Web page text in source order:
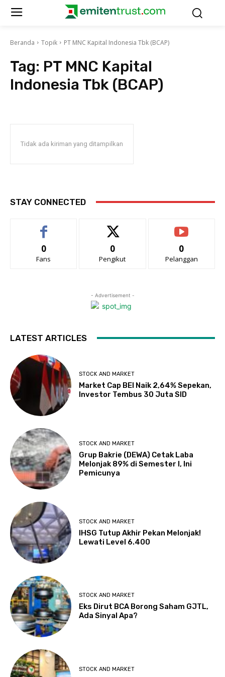
Beranda Topik PT MNC Kapital Indonesia Tbk (BCAP)
Tag: PT MNC Kapital
Indonesia Tbk (BCAP)
Tidak ada kiriman yang ditampilkan
STAY CONNECTED
0
Fans
0
Pengikut
0
Pelanggan
- Advertisement -
LATEST ARTICLES
STOCK AND MARKET
Market Cap BEI Naik 2,64% Sepekan,
Investor Tembus 30 Juta SID
STOCK AND MARKET
Grup Bakrie (DEWA) Cetak Laba
Melonjak 89% di Semester I, Ini
Pemicunya
STOCK AND MARKET
IHSG Tutup Akhir Pekan Melonjak!
Lewati Level 6.400
STOCK AND MARKET
Eks Dirut BCA Borong Saham GJTL,
Ada Sinyal Apa?
STOCK AND MARKET